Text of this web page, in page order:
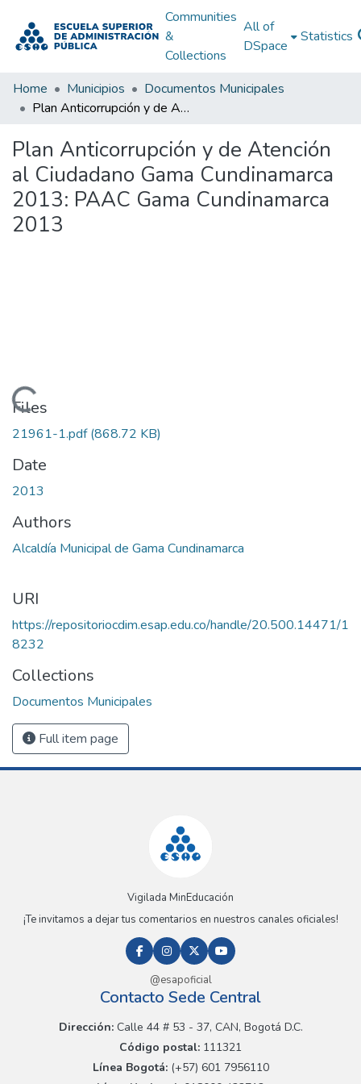
Communities
&
Collections
All of
DSpace
Statistics
Home Municipios
Documentos Municipales
Plan Anticorrupción y de Atención al Ciudadano Gama Cundinamarca 2013: PAAC Gama Cundinamarca 2013
Plan Anticorrupción y de Atención
al Ciudadano Gama Cundinamarca
2013: PAAC Gama Cundinamarca
2013
Loading...
Files
21961-1.pdf(868.72 KB)
Date
2013
Authors
Alcaldía Municipal de Gama Cundinamarca
URI
https://repositoriocdim.esap.edu.co/handle/20.500.14471/1
8232
Collections
Documentos Municipales
Full item page
Vigilada MinEducación
¡Te invitamos a dejar tus comentarios en nuestros canales oficiales!
@esapoficial
Contacto Sede Central
Dirección:Calle 44 # 53 - 37, CAN, Bogotá D.C.
Código postal: 111321
Línea Bogotá:(+57) 601 7956110